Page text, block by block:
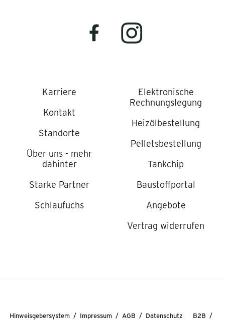
Karriere
Kontakt
Standorte
Über uns - mehr
dahinter
Starke Partner
Schlaufuchs
Elektronische
Rechnungslegung
Heizölbestellung
Pelletsbestellung
Tankchip
Baustoffportal
Angebote
Vertrag widerrufen
Hinweisgebersystem Impressum AGB Datenschutz B2B